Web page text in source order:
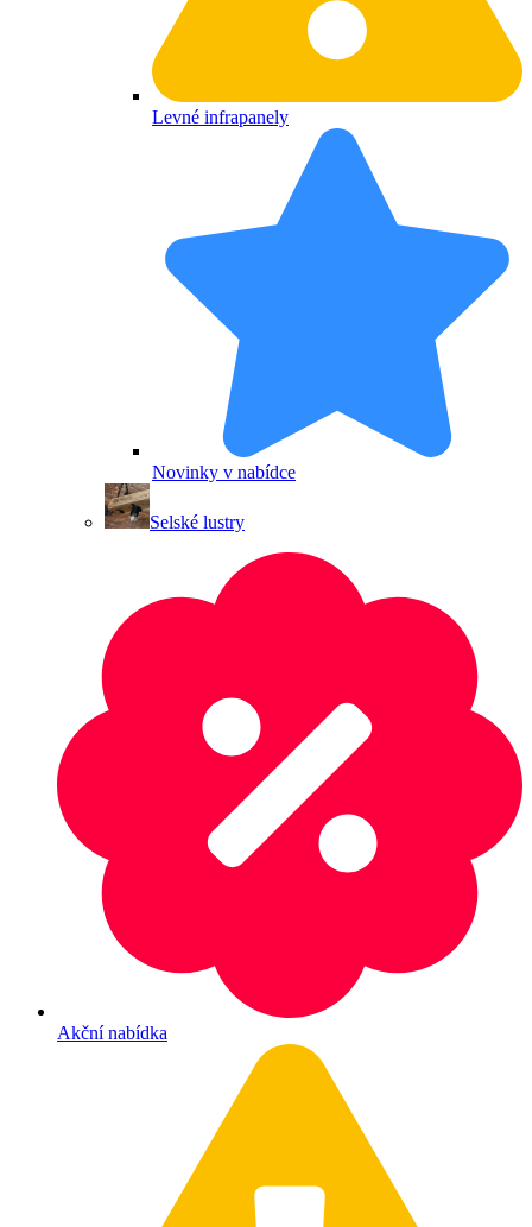
Levné infrapanely
Novinky v nabídce
Selské lustry
Akční nabídka